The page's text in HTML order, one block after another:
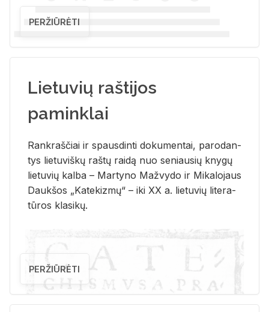
PERŽIŪRĖTI
Lietuvių raštijos
paminklai
Rank­raš­čiai ir spaus­din­ti do­ku­men­tai, pa­ro­dan­
tys lie­tu­viš­kų raš­tų rai­dą nuo se­niau­sių kny­gų
lie­tu­vių kal­ba – Mar­ty­no Ma­žvy­do ir Mi­ka­lo­jaus
Dauk­šos „Ka­te­kiz­mų“ – iki XX a. lie­tu­vių li­te­ra­
tū­ros kla­si­kų.
PERŽIŪRĖTI